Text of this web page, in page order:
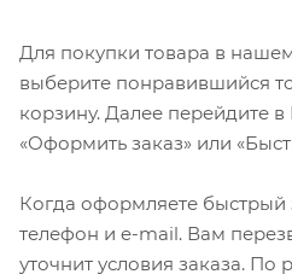
Для покупки товара в
выберите понравившийся
корзину. Далее перейдите
«Оформить заказ» или
Когда оформляете
телефон и e-mail. Вам
уточнит условия заказа. По